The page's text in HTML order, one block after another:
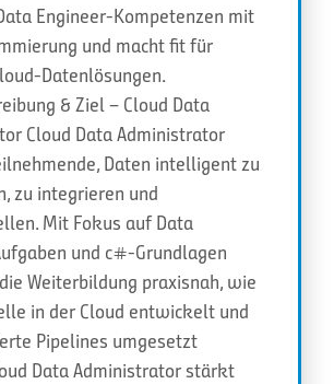
Engineer-Kompetenzen mit
und macht fit für
Datenlösungen.
& Ziel – Cloud Data
Cloud Data Administrator
Daten intelligent zu
zu integrieren und
Mit Fokus auf Data
und c#-Grundlagen
Weiterbildung praxisnah, wie
in der Cloud entwickelt und
Pipelines umgesetzt
Data Administrator stärkt